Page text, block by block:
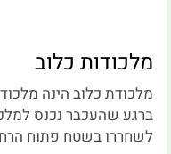
מלכודות כלוב
מלכודת כלוב הינה
ברגע שהעכבר נכנס
לשחררו בשטח פתוח